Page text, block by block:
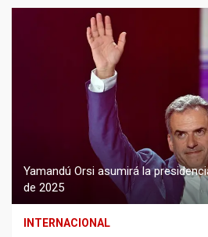
Yamandú Orsi asumirá la
de 2025
INTERNACIONAL